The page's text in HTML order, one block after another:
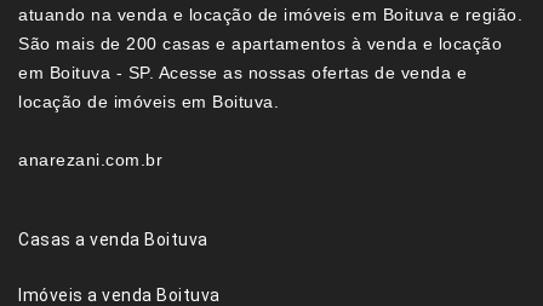
atuando na venda e locação de imóveis em Boituva e região.
São mais de 200 casas e apartamentos à venda e locação
em Boituva - SP. Acesse as nossas ofertas de venda e
locação de imóveis em Boituva.
anarezani.com.br
Casas a venda Boituva
Imóveis a venda Boituva